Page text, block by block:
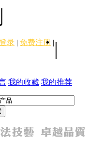
录 | 免费注册 | |
我的收藏 我的推荐